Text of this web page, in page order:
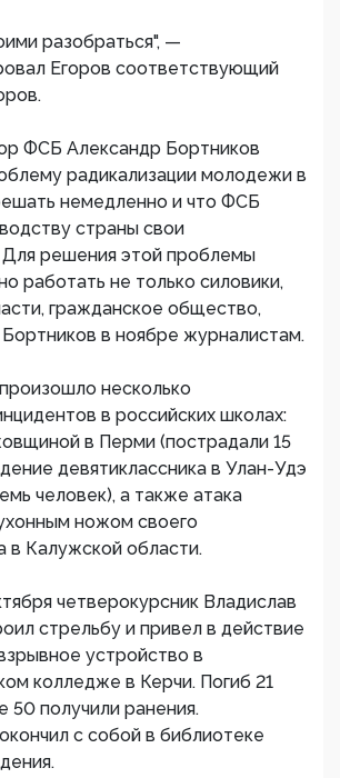
разобраться", —
Егоров соответствующий
ФСБ Александр Бортников
радикализации молодежи в
немедленно и что ФСБ
страны свои
решения этой проблемы
работать не только силовики,
гражданское общество,
в ноябре журналистам.
несколько
в российских школах:
в Перми (пострадали 15
девятиклассника в Улан-Удэ
человек), а также атака
ножом своего
в Калужской области.
четверокурсник Владислав
стрельбу и привел в действие
устройство в
колледже в Керчи. Погиб 21
50 получили ранения.
с собой в библиотеке